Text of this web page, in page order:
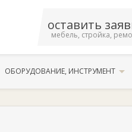
оставить
мебель, стройка,
ОБОРУДОВАНИЕ, ИНСТРУМЕНТ